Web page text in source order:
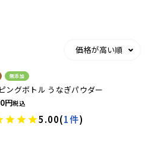
価格が高い順
無添加
ングボトル うなぎパウダー
税込
5.00(1件)